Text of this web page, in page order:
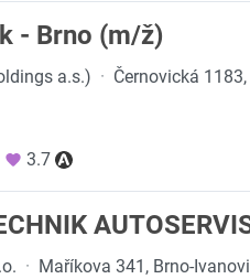
- Brno (m/ž)
a.s.) · Černovická
3.7
· Maříkova 341, Brno-